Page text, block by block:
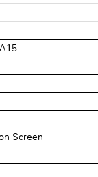
Screen